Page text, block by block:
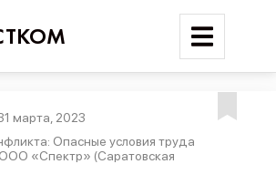
Войти
марта, 2023
Опасные условия труда
«Спектр» (Саратовская